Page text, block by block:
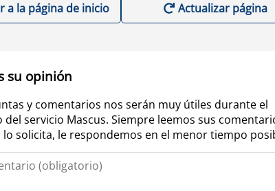
a la página de inicio Actualizar página
su opinión
y comentarios nos serán muy útiles durante el
servicio Mascus. Siempre leemos sus
lo solicita, le respondemos en el menor tiempo